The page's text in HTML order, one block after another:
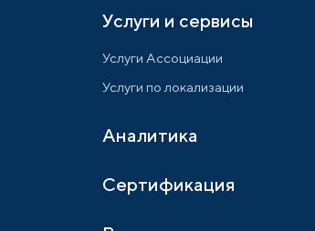
Услуги и сервисы
Услуги Ассоциации
Услуги по локализации
Аналитика
Сертификация